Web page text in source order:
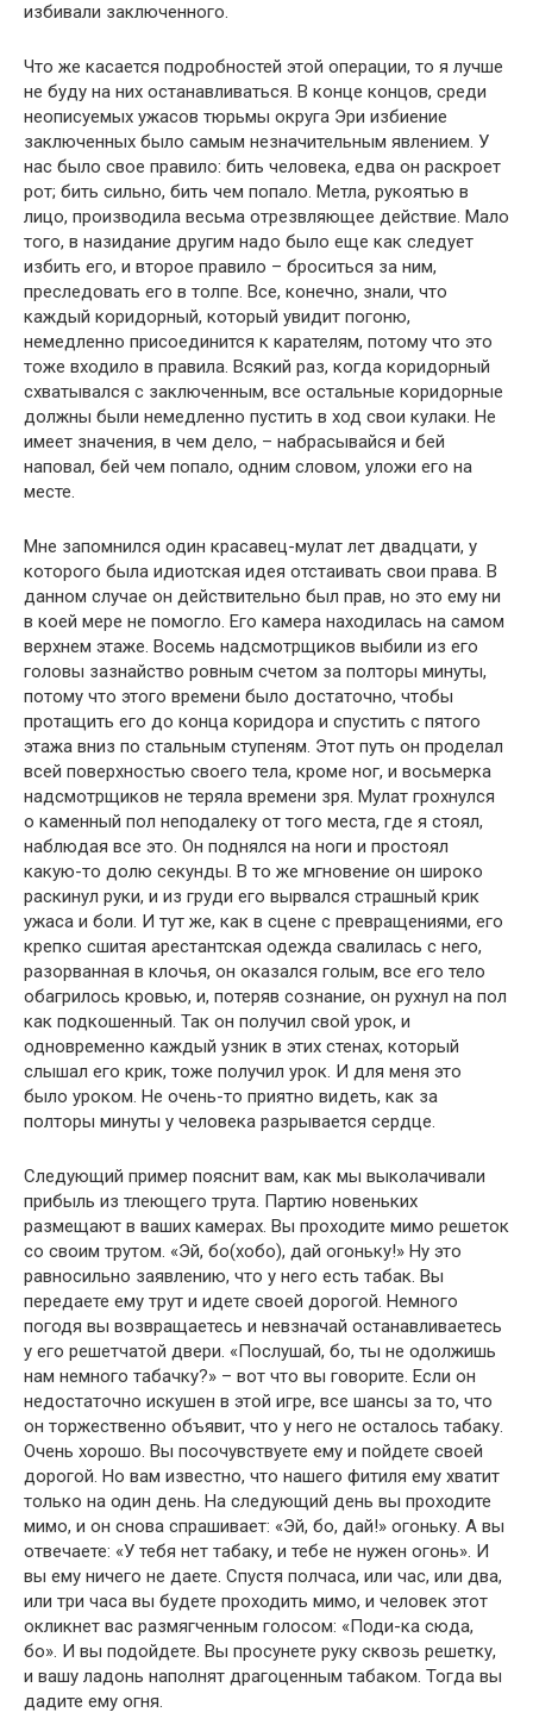
избивали заключенного.
Что же касается подробностей этой операции, то я лучше
не буду на них останавливаться. В конце концов, среди
неописуемых ужасов тюрьмы округа Эри избиение
заключенных было самым незначительным явлением. У
нас было свое правило: бить человека, едва он раскроет
рот; бить сильно, бить чем попало. Метла, рукоятью в
лицо, производила весьма отрезвляющее действие. Мало
того, в назидание другим надо было еще как следует
избить его, и второе правило – броситься за ним,
преследовать его в толпе. Все, конечно, знали, что
каждый коридорный, который увидит погоню,
немедленно присоединится к карателям, потому что это
тоже входило в правила. Всякий раз, когда коридорный
схватывался с заключенным, все остальные коридорные
должны были немедленно пустить в ход свои кулаки. Не
имеет значения, в чем дело, – набрасывайся и бей
наповал, бей чем попало, одним словом, уложи его на
месте.
Мне запомнился один красавец-мулат лет двадцати, у
которого была идиотская идея отстаивать свои права. В
данном случае он действительно был прав, но это ему ни
в коей мере не помогло. Его камера находилась на самом
верхнем этаже. Восемь надсмотрщиков выбили из его
головы зазнайство ровным счетом за полторы минуты,
потому что этого времени было достаточно, чтобы
протащить его до конца коридора и спустить с пятого
этажа вниз по стальным ступеням. Этот путь он проделал
всей поверхностью своего тела, кроме ног, и восьмерка
надсмотрщиков не теряла времени зря. Мулат грохнулся
о каменный пол неподалеку от того места, где я стоял,
наблюдая все это. Он поднялся на ноги и простоял
какую-то долю секунды. В то же мгновение он широко
раскинул руки, и из груди его вырвался страшный крик
ужаса и боли. И тут же, как в сцене с превращениями, его
крепко сшитая арестантская одежда свалилась с него,
разорванная в клочья, он оказался голым, все его тело
обагрилось кровью, и, потеряв сознание, он рухнул на пол
как подкошенный. Так он получил свой урок, и
одновременно каждый узник в этих стенах, который
слышал его крик, тоже получил урок. И для меня это
было уроком. Не очень-то приятно видеть, как за
полторы минуты у человека разрывается сердце.
Следующий пример пояснит вам, как мы выколачивали
прибыль из тлеющего трута. Партию новеньких
размещают в ваших камерах. Вы проходите мимо решеток
со своим трутом. «Эй, бо(хобо), дай огоньку!» Ну это
равносильно заявлению, что у него есть табак. Вы
передаете ему трут и идете своей дорогой. Немного
погодя вы возвращаетесь и невзначай останавливаетесь
у его решетчатой двери. «Послушай, бо, ты не одолжишь
нам немного табачку?» – вот что вы говорите. Если он
недостаточно искушен в этой игре, все шансы за то, что
он торжественно объявит, что у него не осталось табаку.
Очень хорошо. Вы посочувствуете ему и пойдете своей
дорогой. Но вам известно, что нашего фитиля ему хватит
только на один день. На следующий день вы проходите
мимо, и он снова спрашивает: «Эй, бо, дай!» огоньку. А вы
отвечаете: «У тебя нет табаку, и тебе не нужен огонь». И
вы ему ничего не даете. Спустя полчаса, или час, или два,
или три часа вы будете проходить мимо, и человек этот
окликнет вас размягченным голосом: «Поди-ка сюда,
бо». И вы подойдете. Вы просунете руку сквозь решетку,
и вашу ладонь наполнят драгоценным табаком. Тогда вы
дадите ему огня.